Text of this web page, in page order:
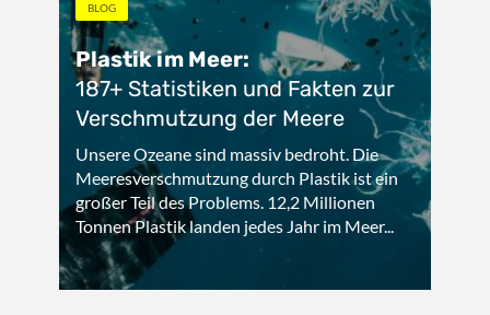
BLOG
Plastik im Meer:
187+ Statistiken und Fakten zur
Verschmutzung der Meere
Unsere Ozeane sind massiv bedroht. Die
Meeresverschmutzung durch Plastik ist ein
großer Teil des Problems. 12,2 Millionen
Tonnen Plastik landen jedes Jahr im Meer...